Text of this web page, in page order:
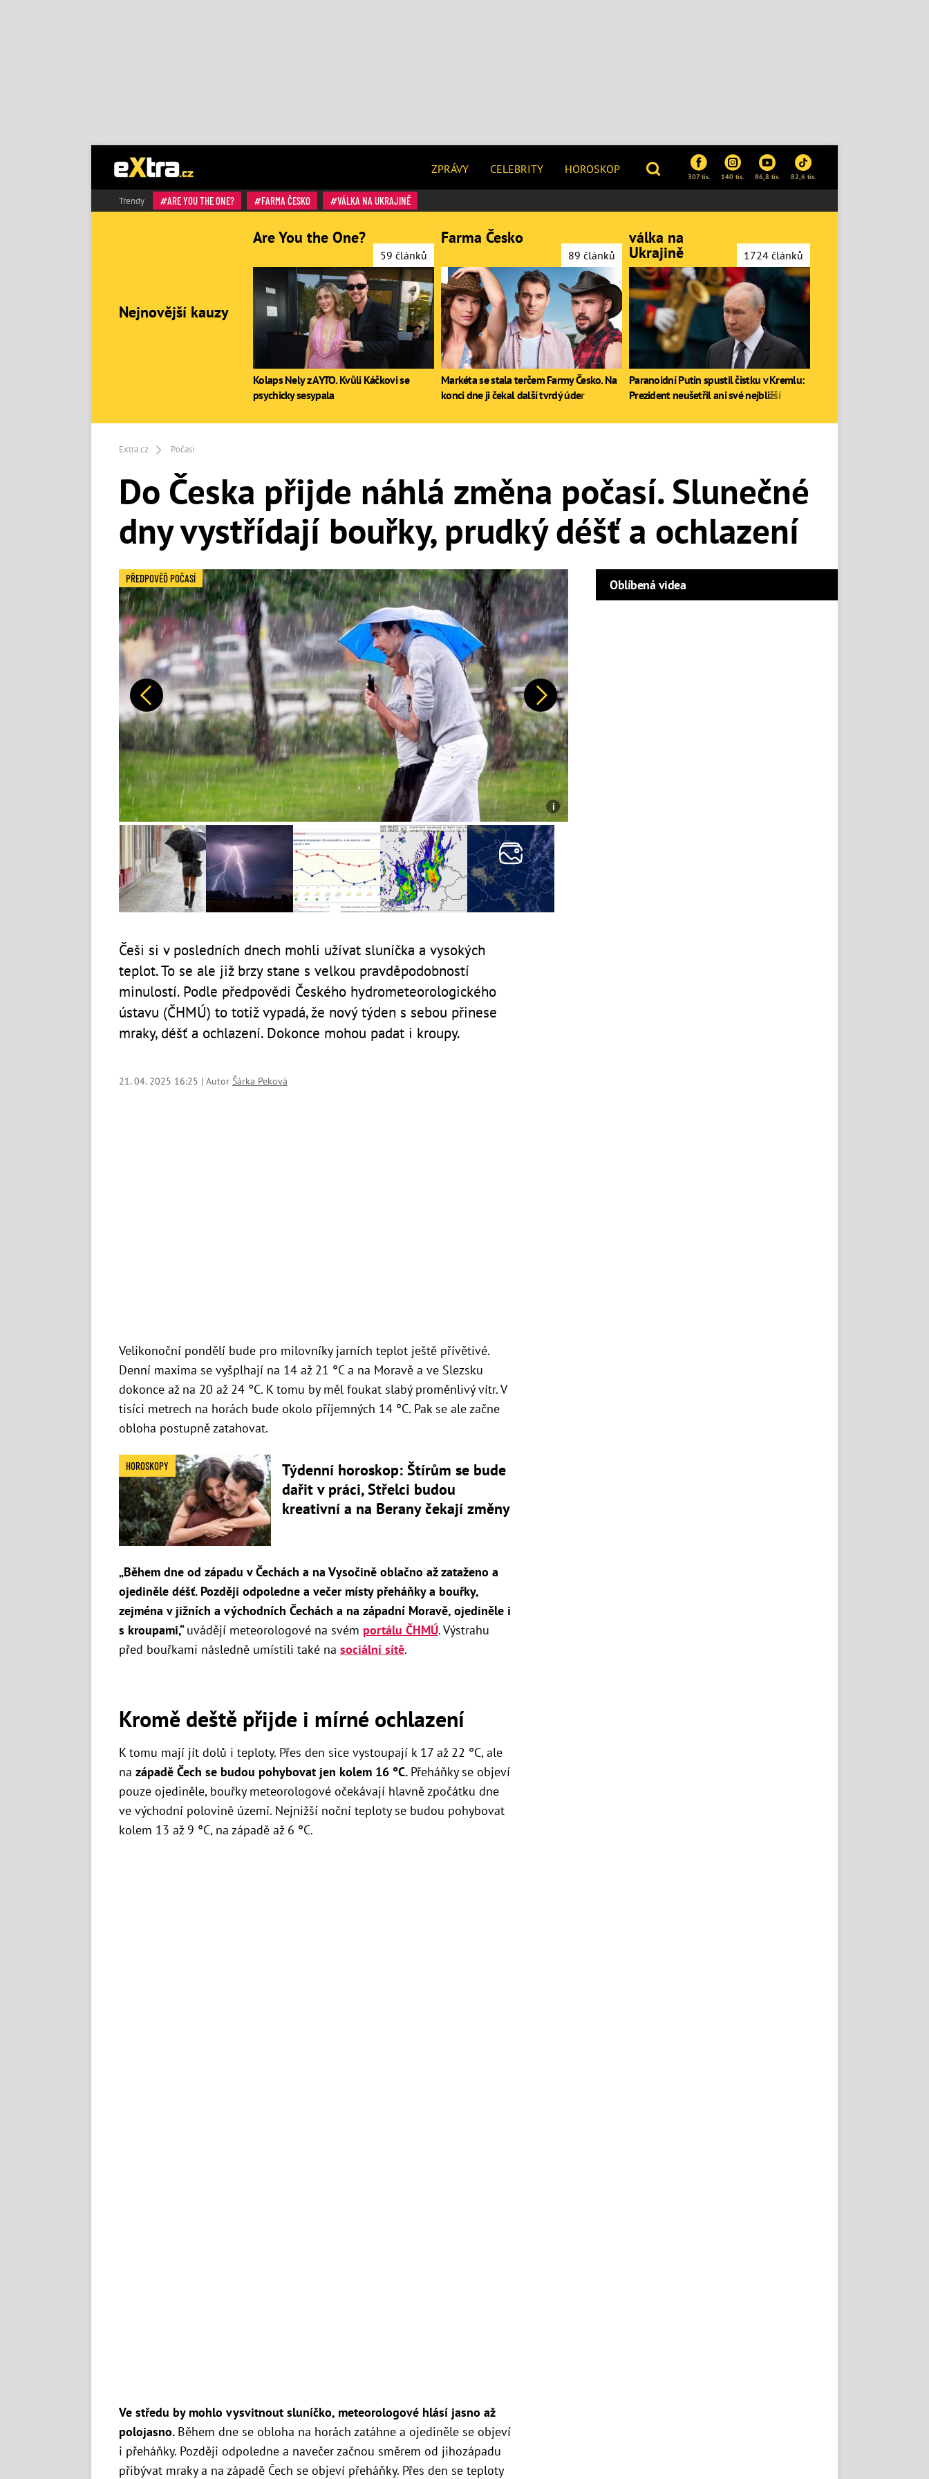
ZPRÁVY CELEBRITY HOROSKOP
307 tis. 140 tis. 86,8 tis. 82,6 tis.
Trendy ARE YOU THE ONE? FARMA ČESKO VÁLKA NA UKRAJINĚ
Extra.cz Počasí
Do Česka přijde náhlá změna počasí. Slunečné
dny vystřídají bouřky, prudký déšť a ochlazení
Předchozí Další
PŘEDPOVĚĎ POČASÍ
Češi si v posledních dnech mohli užívat sluníčka a vysokých
teplot. To se ale již brzy stane s velkou pravděpodobností
minulostí. Podle předpovědi Českého hydrometeorologického
ústavu (ČHMÚ) to totiž vypadá, že nový týden s sebou přinese
mraky, déšť a ochlazení. Dokonce mohou padat i kroupy.
21. 04. 2025 16:25 | Autor Šárka Peková
Velikonoční pondělí bude pro milovníky jarních teplot ještě přívětivé.
Denní maxima se vyšplhají na 14 až 21 °C a na Moravě a ve Slezsku
dokonce až na 20 až 24 °C. K tomu by měl foukat slabý proměnlivý vítr. V
tisíci metrech na horách bude okolo příjemných 14 °C. Pak se ale začne
obloha postupně zatahovat.
HOROSKOPY
Týdenní horoskop: Štírům se bude
dařit v práci, Střelci budou
kreativní a na Berany čekají změny
„Během dne od západu v Čechách a na Vysočině oblačno až zataženo a
ojediněle déšť. Později odpoledne a večer místy přeháňky a bouřky,
zejména v jižních a východních Čechách a na západní Moravě, ojediněle i
s kroupami,“uvádějí meteorologové na svém portálu ČHMÚ. Výstrahu
před bouřkami následně umístili také na sociální sítě.
Kromě deště přijde i mírné ochlazení
K tomu mají jít dolů i teploty. Přes den sice vystoupají k 17 až 22 °C, ale
na západě Čech se budou pohybovat jen kolem 16 °C. Přeháňky se objeví
pouze ojediněle, bouřky meteorologové očekávají hlavně zpočátku dne
ve východní polovině území. Nejnižší noční teploty se budou pohybovat
kolem 13 až 9 °C, na západě až 6 °C.
Ve středu by mohlo vysvitnout sluníčko, meteorologové hlásí jasno až
polojasno. Během dne se obloha na horách zatáhne a ojediněle se objeví
i přeháňky. Později odpoledne a navečer začnou směrem od jihozápadu
přibývat mraky a na západě Čech se objeví přeháňky. Přes den se teploty
Oblíbená videa
Nejnovější kauzy
Are You the One?
59 článků
Kolaps Nely z AYTO. Kvůli Káčkovi se
psychicky sesypala
Farma Česko
89 článků
Markéta se stala terčem Farmy Česko. Na
konci dne ji čekal další tvrdý úder
válka na
Ukrajině 1724 článků
Paranoidní Putin spustil čistku v Kremlu:
Prezident neušetřil ani své nejbližší